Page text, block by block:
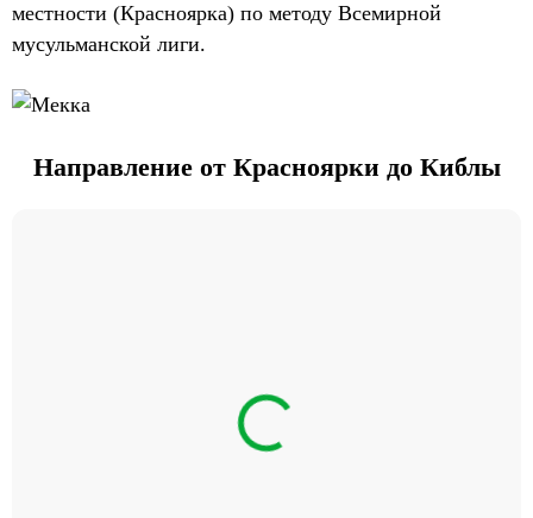
местности (Красноярка) по методу Всемирной
мусульманской лиги.
Направление от Красноярки до Киблы